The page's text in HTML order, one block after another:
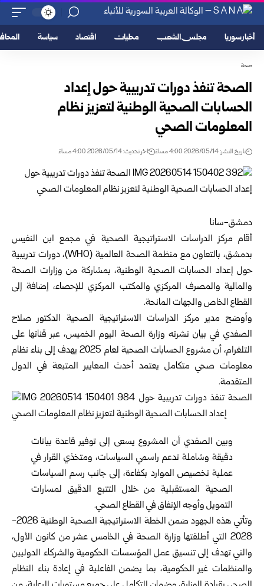
أخبار سوريا مجلس الشعب محليات اقتصاد سياسة
صحة
الصحة تنفذ دورات تدريبية حول إعداد
الحسابات الصحية الوطنية لتعزيز نظام
المعلومات الصحي
تاريخ النشر: 2026/05/14 4:00 مساءً اخر تحديث: 2026/05/14 4:00 مساءً
دمشق-سانا
أقام مركز الدراسات الاستراتيجية الصحية في مجمع ابن النفيس
بدمشق، بالتعاون مع منظمة الصحة العالمية (WHO)، دورات تدريبية
حول إعداد الحسابات الصحية الوطنية، بمشاركة من وزارات الصحة
والمالية والمصرف المركزي والمكتب المركزي للإحصاء، إضافة إلى
القطاع الخاص والجهات المانحة.
وأوضح مدير مركز الدراسات الاستراتيجية الصحية الدكتور صلاح
الصفدي في بيان نشرته وزارة الصحة اليوم الخميس، عبر قناتها على
التلغرام، أن مشروع الحسابات الصحية لعام 2025 يهدف إلى بناء نظام
معلومات صحي متكامل يعتمد أحدث المعايير المتبعة في الدول
المتقدمة.
وبين الصفدي أن المشروع يسعى إلى توفير قاعدة بيانات
دقيقة وشاملة تدعم راسمي السياسات، ومتخذي القرار في
عملية تخصيص الموارد بكفاءة، إلى جانب رسم السياسات
الصحية المستقبلية من خلال التتبع الدقيق لمسارات
التمويل وأوجه الإنفاق في القطاع الصحي.
وتأتي هذه الجهود ضمن الخطة الاستراتيجية الصحية الوطنية 2026-
2028 التي أطلقتها وزارة الصحة في الخامس عشر من كانون الأول،
والتي تهدف إلى تنسيق عمل المؤسسات الحكومية والشركاء الدوليين
والمنظمات غير الحكومية، بما يضمن الفاعلية في إعادة بناء النظام